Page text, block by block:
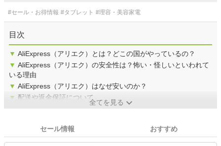
#セール・お得情報 #タブレット #理容・美容家電
目次
▼ AliExpress（アリエク）とは？どこの国がやっているの？
▼ AliExpress（アリエク）の安全性は？怖い・怪しいといわれて
いる理由
▼ AliExpress（アリエク）はなぜ安いのか？
▼ 配送や返金保証について
全てを見る
セール情報 おすすめ